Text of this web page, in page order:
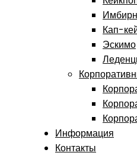
Кап-
Эскимо
Информация
Контакты